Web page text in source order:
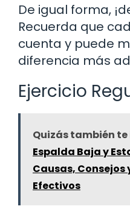
De igual forma,
Recuerda que
cuenta y puede
diferencia más
Ejercicio
Quizás también te
Espalda Baja y
Causas,
Efectivos